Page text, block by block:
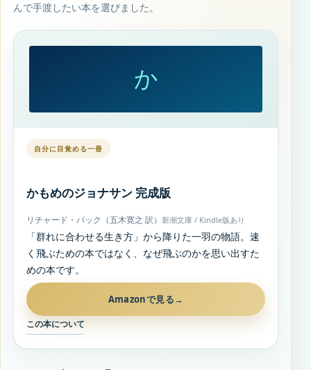
んで手渡したい本を選びました。
か
自分に目覚める一冊
かもめのジョナサン 完成版
リチャード・バック（五木寛之 訳） 新潮文庫 / Kindle版あり
「群れに合わせる生き方」から降りた一羽の物語。速
く飛ぶための本ではなく、なぜ飛ぶのかを思い出すた
めの本です。
Amazonで見る→
この本について